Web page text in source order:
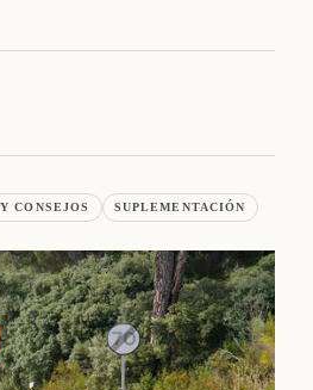
CONSEJOS SUPLEMENTACIÓN